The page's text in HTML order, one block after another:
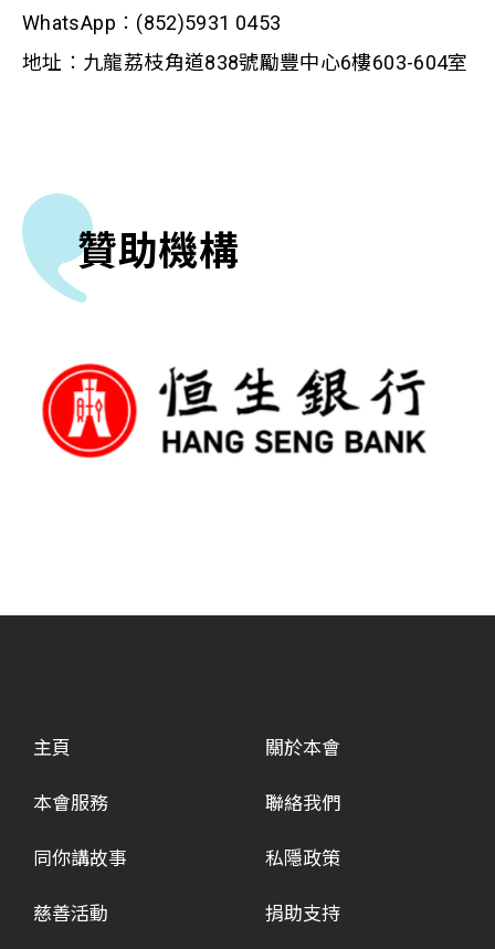
WhatsApp︰(852)5931 0453
地址︰九龍荔枝角道838號勵豐中心6樓603-604室
贊助機構
主頁
本會服務
同你講故事
慈善活動
關於本會
聯絡我們
私隱政策
捐助支持